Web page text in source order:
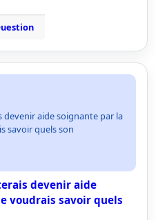
devenir aide soignante par la
savoir quels son
devenir aide
voudrais savoir quels